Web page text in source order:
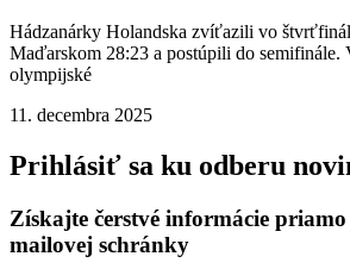
Hádzanárky Holandska zvíťazili vo
Maďarskom 28:23 a postúpili do semifinále.
olympijské
11. decembra 2025
Prihlásiť sa ku odberu
Získajte čerstvé informácie
mailovej schránky